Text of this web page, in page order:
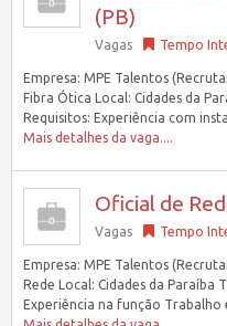
(PB)
Vagas Tempo
Empresa: MPE Talentos
Fibra Ótica Local: Cidades da
Requisitos: Experiência com
Mais detalhes da vaga....
Oficial de
Vagas Tempo
Empresa: MPE Talentos
Rede Local: Cidades da Paraíba
Experiência na função Trabalho